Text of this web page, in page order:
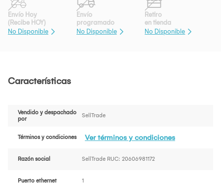
Envío Hoy
(Recibe HOY)
No Disponible
Envío
programado
No Disponible
Retiro
en tienda
No Disponible
Características
Vendido y despachado
por
SellTrade
Términos y condiciones Ver términos y condiciones
Razón social SellTrade RUC: 20606981172
Puerto ethernet 1